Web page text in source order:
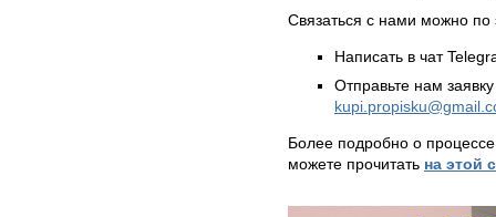
Связаться с нами можно по
Написать в чат
Отправьте нам
Более подробно о
можете прочитать на этой